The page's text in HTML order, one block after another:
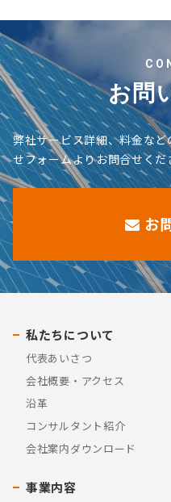
お問
弊社サービス詳細、料金な
せフォームよりお問合せくだ
お
私たちについて
代表あいさつ
会社概要・アクセス
沿革
コンサルタント紹介
会社案内ダウンロード
事業内容